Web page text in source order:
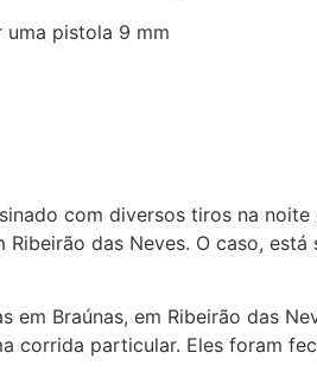
pistola 9 mm
com diversos tiros na
das Neves. O caso,
Braúnas, em Ribeirão das
corrida particular. Eles foram